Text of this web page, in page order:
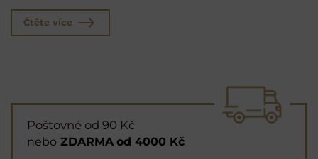
Čtěte více
Poštovné od 90 Kč
nebo ZDARMA od 4000 Kč